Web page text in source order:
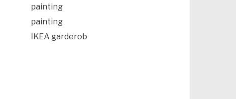
painting
painting
IKEA garderob